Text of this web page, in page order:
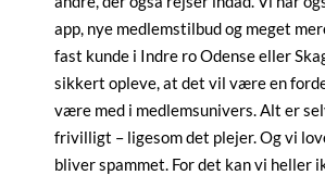
app, nye medlemstilbud og meget
fast kunde i Indre ro Odense eller
sikkert opleve, at det vil være en
være med i medlemsunivers. Alt er
frivilligt – ligesom det plejer. Og vi
bliver spammet. For det kan vi heller